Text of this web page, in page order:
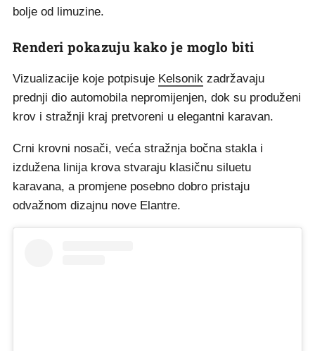
bolje od limuzine.
Renderi pokazuju kako je moglo biti
Vizualizacije koje potpisuje Kelsonik zadržavaju
prednji dio automobila nepromijenjen, dok su produženi
krov i stražnji kraj pretvoreni u elegantni karavan.
Crni krovni nosači, veća stražnja bočna stakla i
izdužena linija krova stvaraju klasičnu siluetu
karavana, a promjene posebno dobro pristaju
odvažnom dizajnu nove Elantre.